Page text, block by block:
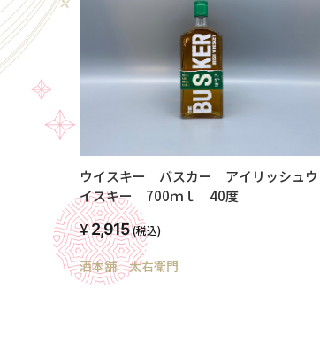
ウイスキー バスカー アイリッシュウ
イスキー 700ｍｌ 40度
2,915(税込)
酒本舗 太右衛門